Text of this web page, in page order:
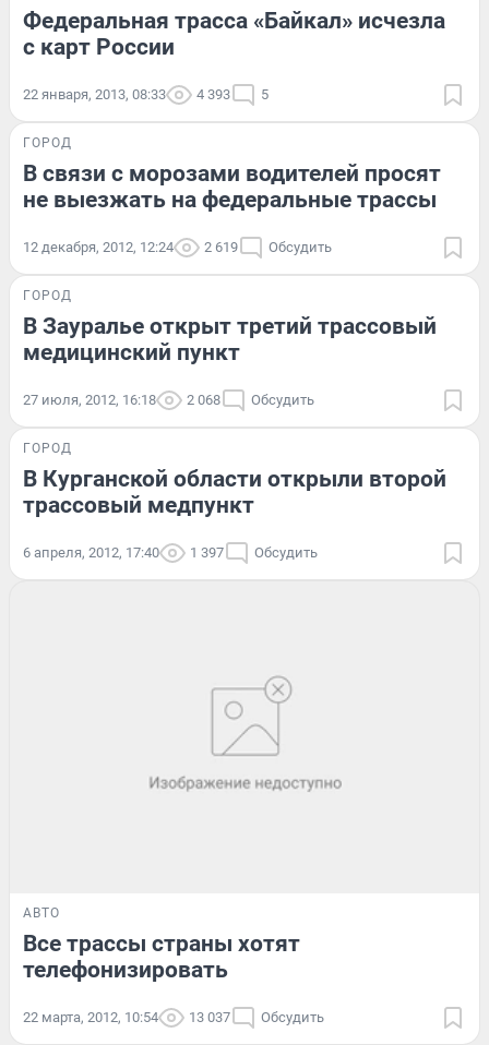
Федеральная трасса «Байкал» исчезла
с карт России
22 января, 2013, 08:33 4 393 5
ГОРОД
В связи с морозами водителей просят
не выезжать на федеральные трассы
12 декабря, 2012, 12:24 2 619 Обсудить
ГОРОД
В Зауралье открыт третий трассовый
медицинский пункт
27 июля, 2012, 16:18 2 068 Обсудить
ГОРОД
В Курганской области открыли второй
трассовый медпункт
6 апреля, 2012, 17:40 1 397 Обсудить
АВТО
Все трассы страны хотят
телефонизировать
22 марта, 2012, 10:54 13 037 Обсудить